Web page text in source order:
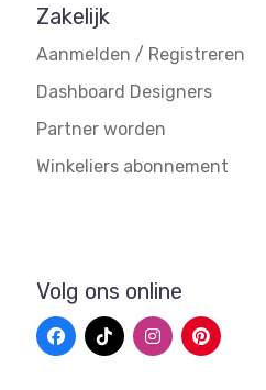
Zakelijk
Aanmelden / Registreren
Dashboard Designers
Partner worden
Winkeliers abonnement
Volg ons online